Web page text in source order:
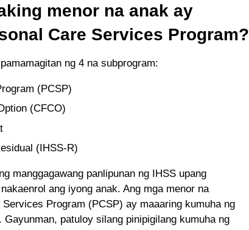
menor na anak ay
Care Services Program?
ng 4 na subprogram:
(PCSP)
(CFCO)
(IHSS-R)
manggagawang panlipunan ng IHSS upang
ang iyong anak. Ang mga menor na
Program (PCSP) ay maaaring kumuha ng
patuloy silang pinipigilang kumuha ng